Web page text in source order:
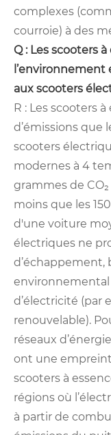
complexes
courroie) à des
Q : Les scooters
aux scooters
R : Les scooters
d’émissions que
scooters
modernes à 4
grammes de
moins que les
d'une voiture
électriques ne
d’échappement,
environnemental
d’électricité (par
renouvelable).
réseaux
ont une
scooters à
régions où
à partir de